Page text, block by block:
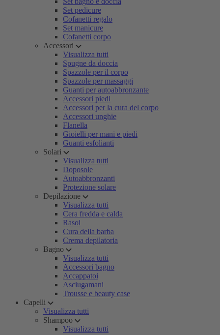
Set pedicure
Cofanetti regalo
Set manicure
Cofanetti corpo
Accessori
Visualizza tutti
Spugne da doccia
Spazzole per il corpo
Spazzole per massaggi
Guanti per autoabbronzante
Accessori piedi
Accessori per la cura del corpo
Accessori unghie
Flanella
Gioielli per mani e piedi
Guanti esfolianti
Solari
Visualizza tutti
Doposole
Autoabbronzanti
Protezione solare
Depilazione
Visualizza tutti
Cera fredda e calda
Rasoi
Cura della barba
Crema depilatoria
Bagno
Visualizza tutti
Accessori bagno
Accappatoi
Asciugamani
Trousse e beauty case
Capelli
Visualizza tutti
Shampoo
Visualizza tutti